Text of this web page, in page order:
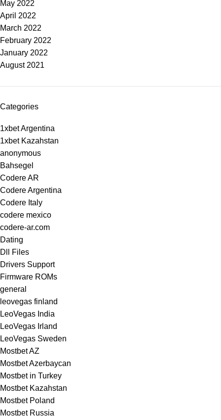
May 2022
April 2022
March 2022
February 2022
January 2022
August 2021
Categories
1xbet Argentina
1xbet Kazahstan
anonymous
Bahsegel
Codere AR
Codere Argentina
Codere Italy
codere mexico
codere-ar.com
Dating
Dll Files
Drivers Support
Firmware ROMs
general
leovegas finland
LeoVegas India
LeoVegas Irland
LeoVegas Sweden
Mostbet AZ
Mostbet Azerbaycan
Mostbet in Turkey
Mostbet Kazahstan
Mostbet Poland
Mostbet Russia